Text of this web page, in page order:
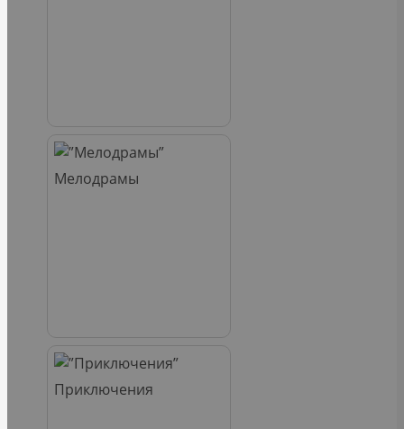
Мелодрамы
Приключения